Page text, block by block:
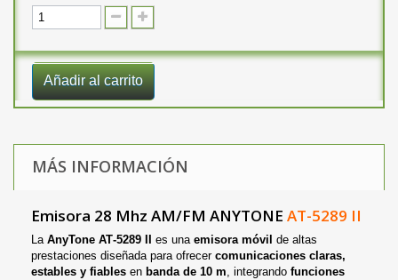
Añadir al carrito
MÁS INFORMACIÓN
Emisora 28 Mhz AM/FM ANYTONE AT-5289 II
La AnyTone AT‑5289 II es una emisora móvil de altas
prestaciones diseñada para ofrecer comunicaciones claras,
estables y fiables en banda de 10 m, integrando funciones